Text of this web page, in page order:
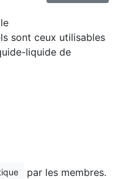
sont ceux utilisables
liquide de
par les membres.